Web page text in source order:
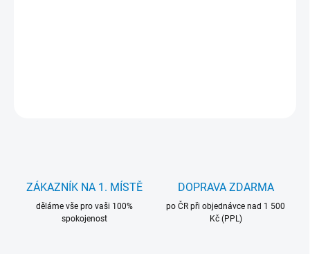
ZÁKAZNÍK NA 1. MÍSTĚ
děláme vše pro vaši 100%
spokojenost
DOPRAVA ZDARMA
po ČR při objednávce nad 1 500
Kč (PPL)